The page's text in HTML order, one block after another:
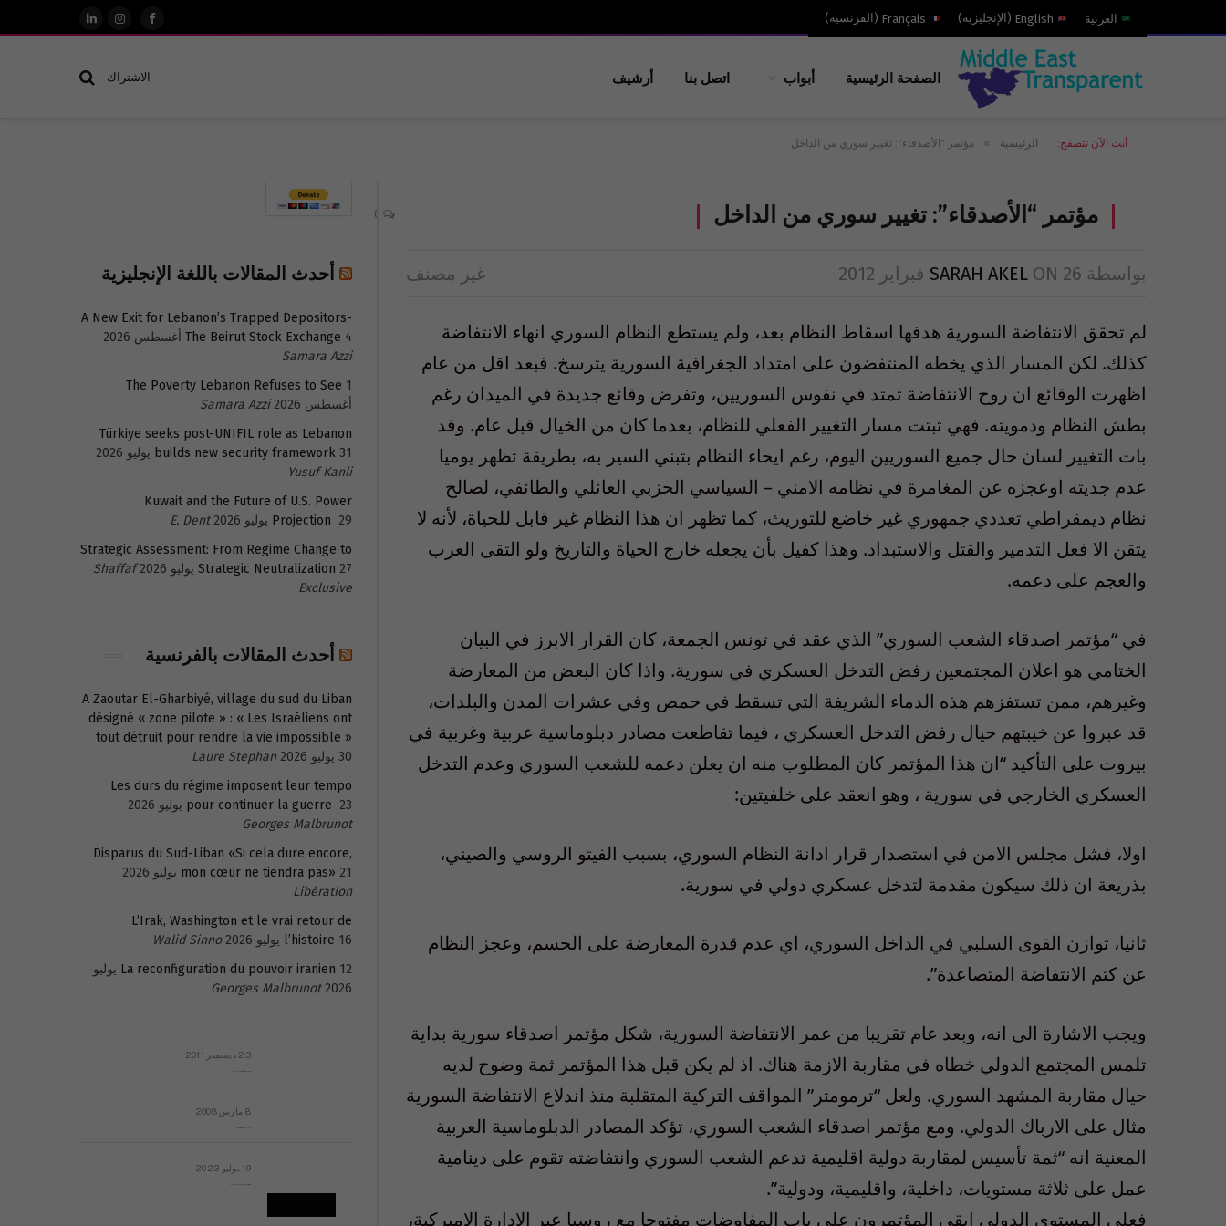
العربية English
( الإنجليزية)
Français
( الفرنسية)
فيسبوكالانستغرام
لينكدإن
الصفحة الرئيسية أبواب اتصل بنا أرشيف الاشتراك
أنت الآن تتصفح: الرئيسية » مؤتمر “الأصدقاء”: تغيير سوري من الداخل
مؤتمر “الأصدقاء”: تغيير سوري من الداخل
بواسطة SARAH AKEL ON 26 فبراير 2012 غير مصنف
لم تحقق الانتفاضة السورية هدفها اسقاط النظام بعد، ولم يستطع النظام السوري انهاء الانتفاضة
كذلك. لكن المسار الذي يخطه المنتفضون على امتداد الجغرافية السورية يترسخ. فبعد اقل من عام
اظهرت الوقائع ان روح الانتفاضة تمتد في نفوس السوريين، وتفرض وقائع جديدة في الميدان رغم
بطش النظام ودمويته. فهي ثبتت مسار التغيير الفعلي للنظام، بعدما كان من الخيال قبل عام. وقد
بات التغيير لسان حال جميع السوريين اليوم، رغم ايحاء النظام بتبني السير به، بطريقة تظهر يوميا
عدم جديته اوعجزه عن المغامرة في نظامه الامني – السياسي الحزبي العائلي والطائفي، لصالح
نظام ديمقراطي تعددي جمهوري غير خاضع للتوريث، كما تظهر ان هذا النظام غير قابل للحياة، لأنه لا
يتقن الا فعل التدمير والقتل والاستبداد. وهذا كفيل بأن يجعله خارج الحياة والتاريخ ولو التقى العرب
والعجم على دعمه.
في “مؤتمر اصدقاء الشعب السوري” الذي عقد في تونس الجمعة، كان القرار الابرز في البيان
الختامي هو اعلان المجتمعين رفض التدخل العسكري في سورية. واذا كان البعض من المعارضة
وغيرهم، ممن تستفزهم هذه الدماء الشريفة التي تسقط في حمص وفي عشرات المدن والبلدات،
قد عبروا عن خيبتهم حيال رفض التدخل العسكري ، فيما تقاطعت مصادر دبلوماسية عربية وغربية في
بيروت على التأكيد “ان هذا المؤتمر كان المطلوب منه ان يعلن دعمه للشعب السوري وعدم التدخل
العسكري الخارجي في سورية ، وهو انعقد على خلفيتين:
اولا، فشل مجلس الامن في استصدار قرار ادانة النظام السوري، بسبب الفيتو الروسي والصيني،
بذريعة ان ذلك سيكون مقدمة لتدخل عسكري دولي في سورية.
ثانيا، توازن القوى السلبي في الداخل السوري، اي عدم قدرة المعارضة على الحسم، وعجز النظام
عن كتم الانتفاضة المتصاعدة”.
ويجب الاشارة الى انه، وبعد عام تقريبا من عمر الانتفاضة السورية، شكل مؤتمر اصدقاء سورية بداية
تلمس المجتمع الدولي خطاه في مقاربة الازمة هناك. اذ لم يكن قبل هذا المؤتمر ثمة وضوح لديه
حيال مقاربة المشهد السوري. ولعل “ترمومتر” المواقف التركية المتقلبة منذ اندلاع الانتفاضة السورية
مثال على الارباك الدولي. ومع مؤتمر اصدقاء الشعب السوري، تؤكد المصادر الدبلوماسية العربية
المعنية انه “ثمة تأسيس لمقاربة دولية اقليمية تدعم الشعب السوري وانتفاضته تقوم على دينامية
عمل على ثلاثة مستويات، داخلية، واقليمية، ودولية”.
فعلى المستوى الدولي ابقى المؤتمرون على باب المفاوضات مفتوحا مع روسيا عبر الادارة الاميركية،
أحدث المقالات باللغة الإنجليزية
A New Exit for Lebanon’s Trapped Depositors-
The Beirut Stock Exchange 4 أغسطس 2026
Samara Azzi
The Poverty Lebanon Refuses to See 1
أغسطس 2026
Samara Azzi
Türkiye seeks post-UNIFIL role as Lebanon
builds new security framework 31 يوليو 2026
Yusuf Kanli
Kuwait and the Future of U.S. Power
Projection 29 يوليو 2026
E. Dent
Strategic Assessment: From Regime Change to
Strategic Neutralization 27 يوليو 2026
Shaffaf
Exclusive
أحدث المقالات بالفرنسية
A Zaoutar El-Gharbiyé, village du sud du Liban
désigné « zone pilote » : « Les Israéliens ont
tout détruit pour rendre la vie impossible »
30 يوليو 2026
Laure Stephan
Les durs du régime imposent leur tempo
pour continuer la guerre 23 يوليو 2026
Georges Malbrunot
Disparus du Sud-Liban «Si cela dure encore,
mon cœur ne tiendra pas» 21 يوليو 2026
Libération
L’Irak, Washington et le vrai retour de
l’histoire 16 يوليو 2026
Walid Sinno
La reconfiguration du pouvoir iranien 12 يوليو
2026
Georges Malbrunot
23 ديسمبر 2011
8 مارس 2008
19 يوليو 2023